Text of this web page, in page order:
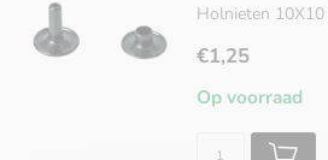
Holnieten
€1,25
Op voorraad